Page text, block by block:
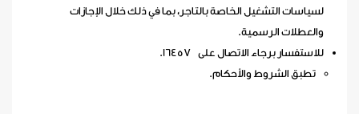
لسياسات التشغيل الخاصة بالتاجر، بما في ذلك خلال الإجازات
والعطلات الرسمية.
للاستفسار برجاء الاتصال على 16457.
تطبق الشروط والأحكام.